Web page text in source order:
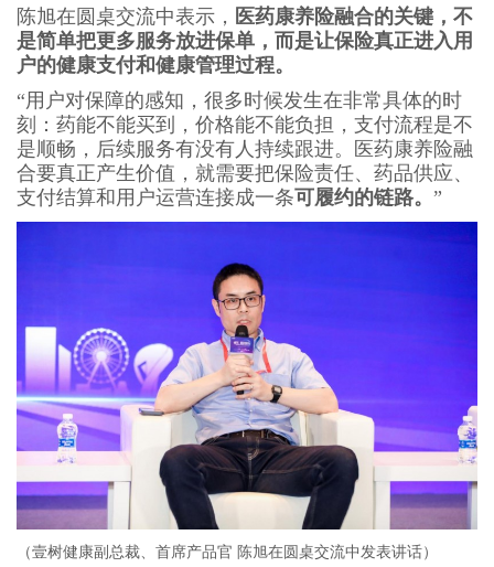
陈旭在圆桌交流中表示， 医药康养险融合的关键，不
是简单把更多服务放进保单，而是让保险真正进入用
户的健康支付和健康管理过程。
“用户对保障的感知，很多时候发生在非常具体的时
刻：药能不能买到，价格能不能负担，支付流程是不
是顺畅，后续服务有没有人持续跟进。医药康养险融
合要真正产生价值，就需要把保险责任、药品供应、
支付结算和用户运营连接成一条可履约的链路。 ”
（壹树健康副总裁、首席产品官 陈旭在圆桌交流中发表讲话）